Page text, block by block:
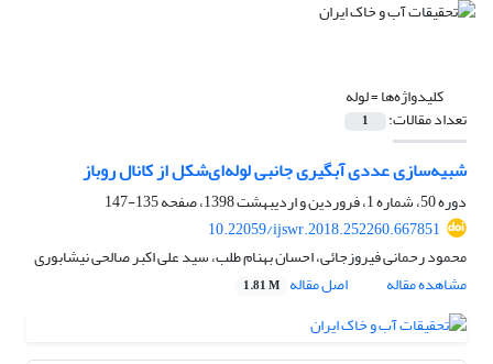
کلیدواژه‌ها =لوله
تعداد مقالات: 1
شبیه‌سازی عددی آبگیری جانبی لوله‌ای‌شکل از کانال روباز
دوره 50، شماره 1، فروردین و اردیبهشت 1398، صفحه
135-147
10.22059/ijswr.2018.252260.667851
محمود رحمانی فیروزجائی، احسان بهنام طلب، سید علی اکبر صالحی نیشابوری
مشاهده مقاله
اصل مقاله 1.81 M